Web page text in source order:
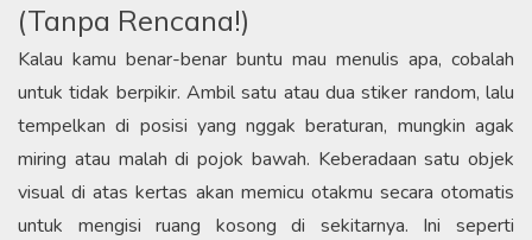
(Tanpa Rencana!)​
Kalau kamu benar-benar buntu mau menulis apa, cobalah
untuk tidak berpikir. Ambil satu atau dua stiker random, lalu
tempelkan di posisi yang nggak beraturan, mungkin agak
miring atau malah di pojok bawah. Keberadaan satu objek
visual di atas kertas akan memicu otakmu secara otomatis
untuk mengisi ruang kosong di sekitarnya. Ini seperti